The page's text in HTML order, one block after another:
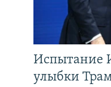
Испытание
улыбки